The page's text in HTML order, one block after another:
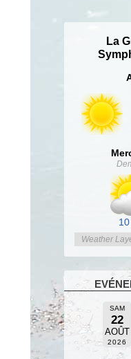
La
10
Weather
SAM
22
AOÛT
2026